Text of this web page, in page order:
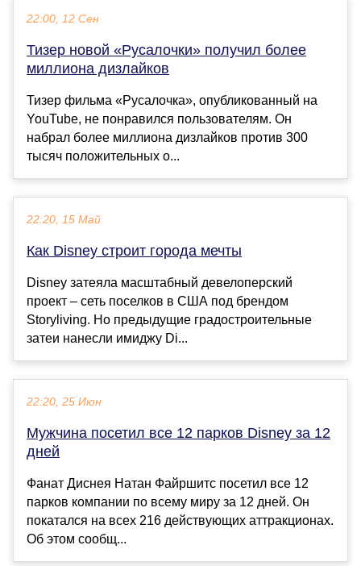
22:00, 12 Сен
Тизер новой «Русалочки» получил более
миллиона дизлайков
Тизер фильма «Русалочка», опубликованный на
YouTube, не понравился пользователям. Он
набрал более миллиона дизлайков против 300
тысяч положительных о...
22:20, 15 Май
Как Disney строит города мечты
Disney затеяла масштабный девелоперский
проект – сеть поселков в США под брендом
Storyliving. Но предыдущие градостроительные
затеи нанесли имиджу Di...
22:20, 25 Июн
Мужчина посетил все 12 парков Disney за 12
дней
Фанат Диснея Натан Файршитс посетил все 12
парков компании по всему миру за 12 дней. Он
покатался на всех 216 действующих аттракционах.
Об этом сообщ...